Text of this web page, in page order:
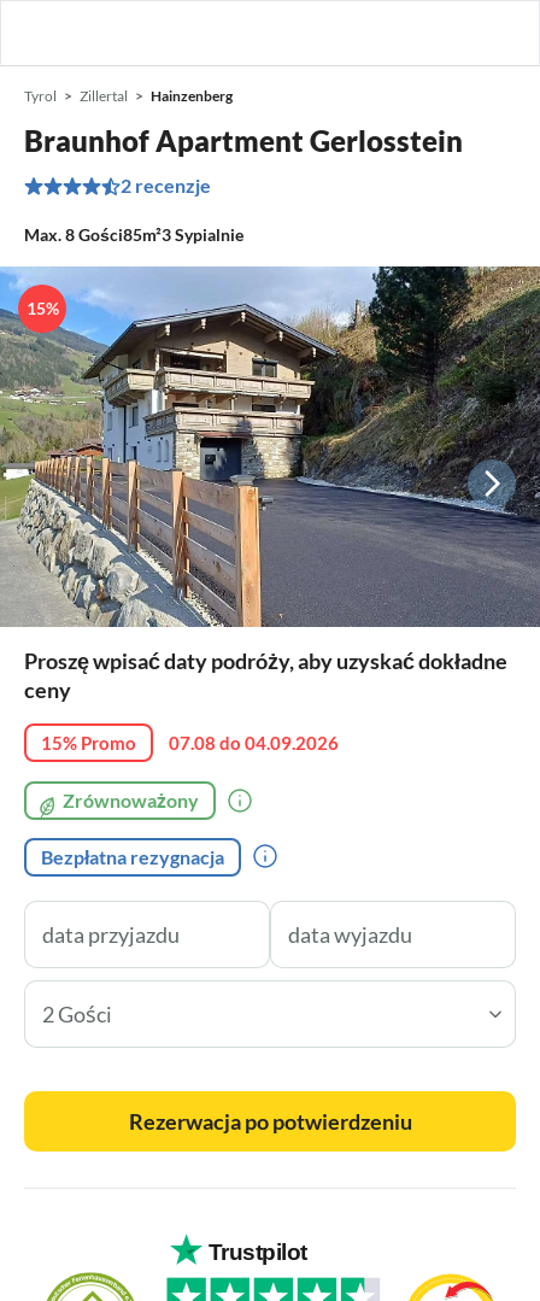
Tyrol Zillertal Hainzenberg
Braunhof Apartment Gerlosstein
2 recenzje
Max.8Gości85m²3Sypialnie
15%
Proszę wpisać daty podróży, aby uzyskać dokładne
ceny
15% Promo 07.08 do 04.09.2026
Zrównoważony
Bezpłatna rezygnacja
2 Gości
Rezerwacja po potwierdzeniu